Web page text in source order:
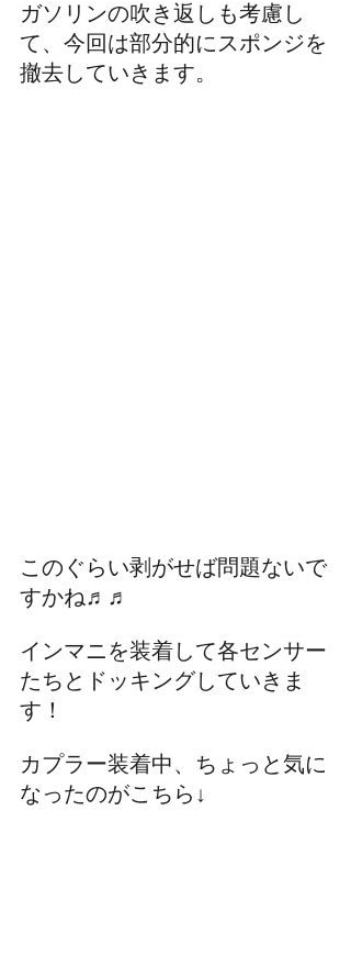
ガソリンの吹き返しも考慮し
て、今回は部分的にスポンジを
撤去していきます。
このぐらい剥がせば問題ないで
すかね♬♬
インマニを装着して各センサー
たちとドッキングしていきま
す！
カプラー装着中、ちょっと気に
なったのがこちら↓